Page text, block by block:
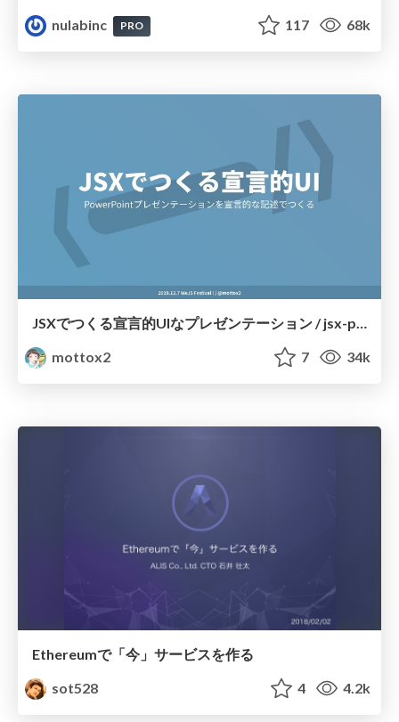
nulabinc PRO 117 68k
JSXでつくる宣言的UIなプレゼンテーション / jsx-presentation
mottox2
7 34k
Ethereumで「今」サービスを作る
sot528
4 4.2k